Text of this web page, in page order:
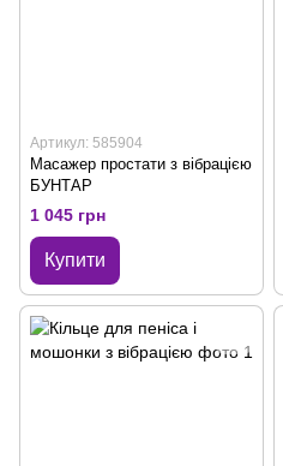
Артикул: 585904
Масажер простати з вібрацією
БУНТАР
1 045 грн
Купити